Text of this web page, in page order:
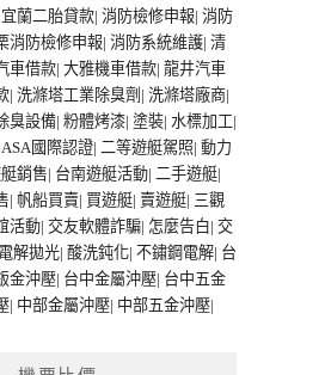
宜蘭二胎貸款| 消防檢修申報| 消防
消防檢修申報| 消防系統維護| 清
車借款| 大雅機車借款| 龍井汽車
| 洗滌塔工業除臭劑 | 洗滌塔廠商|
臭設備| 粉體烤漆| 塗裝| 水標加工|
ASA國際認證| 二等遊艇駕照| 動力
銷售| 台南遊艇活動| 二手遊艇|
| 帆船買賣| 買遊艇| 賣遊艇| 三觀
活動| 交友軟體詐騙| 怎麼告白| 交
解拋光| 酸洗鈍化| 不鏽鋼電解| 台
金沖壓| 台中金屬沖壓| 台中五金
| 中部金屬沖壓| 中部五金沖壓|